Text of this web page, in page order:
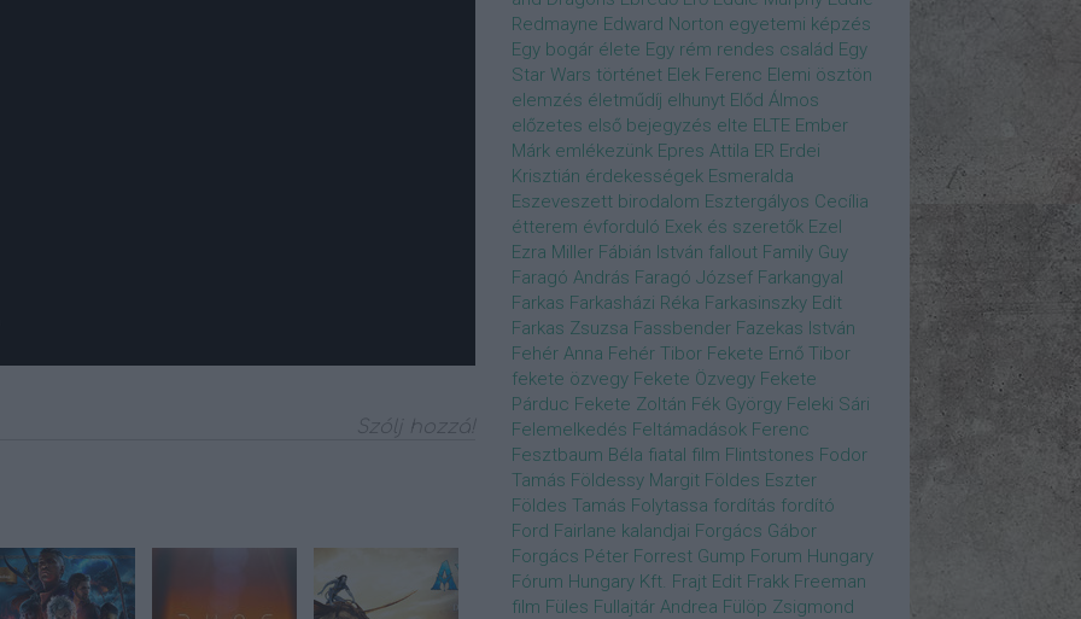
Szólj hozzá!
Redmayne Edward Norton egyetemi képzés
Egy bogár élete Egy rém rendes család Egy
Star Wars történet Elek Ferenc Elemi ösztön
elemzés életműdíj elhunyt Előd Álmos
előzetes első bejegyzés elte ELTE Ember
Márk emlékezünk Epres Attila ER Erdei
Krisztián érdekességek Esmeralda
Eszeveszett birodalom Esztergályos Cecília
étterem évforduló Exek és szeretők Ezel
Ezra Miller Fábián István fallout Family Guy
Faragó András Faragó József Farkangyal
Farkas Farkasházi Réka Farkasinszky Edit
Farkas Zsuzsa Fassbender Fazekas István
Fehér Anna Fehér Tibor Fekete Ernő Tibor
fekete özvegy Fekete Özvegy Fekete
Párduc Fekete Zoltán Fék György Feleki Sári
Felemelkedés Feltámadások Ferenc
Fesztbaum Béla fiatal film Flintstones Fodor
Tamás Földessy Margit Földes Eszter
Földes Tamás Folytassa fordítás fordító
Ford Fairlane kalandjai Forgács Gábor
Forgács Péter Forrest Gump Forum Hungary
Fórum Hungary Kft. Frajt Edit Frakk Freeman
film Füles Fullajtár Andrea Fülöp Zsigmond